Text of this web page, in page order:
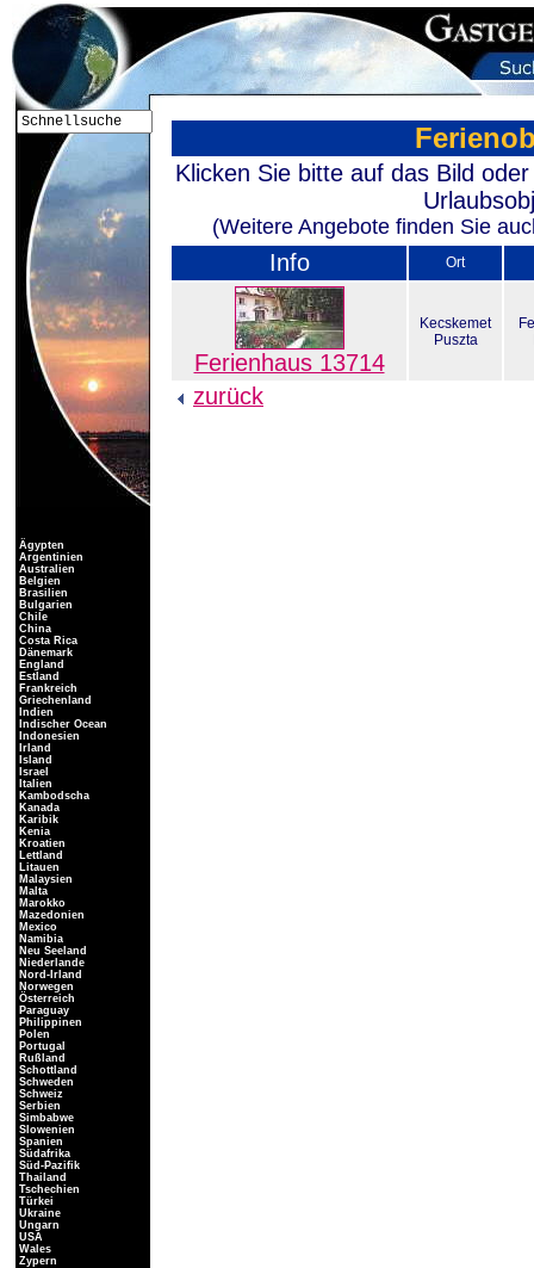
Klicken Sie bitte auf das Bild
(Weitere Angebote finden Sie
Info Ort
Ferienhaus 13714
Kecskemet
Puszta
zurück
Ägypten
Argentinien
Australien
Belgien
Brasilien
Bulgarien
Chile
China
Costa Rica
Dänemark
England
Estland
Frankreich
Griechenland
Indien
Indischer Ocean
Indonesien
Irland
Island
Israel
Italien
Kambodscha
Kanada
Karibik
Kenia
Kroatien
Lettland
Litauen
Malaysien
Malta
Marokko
Mazedonien
Mexico
Namibia
Neu Seeland
Niederlande
Nord-Irland
Norwegen
Österreich
Paraguay
Philippinen
Polen
Portugal
Rußland
Schottland
Schweden
Schweiz
Serbien
Simbabwe
Slowenien
Spanien
Südafrika
Süd-Pazifik
Thailand
Tschechien
Türkei
Ukraine
Ungarn
USA
Wales
Zypern